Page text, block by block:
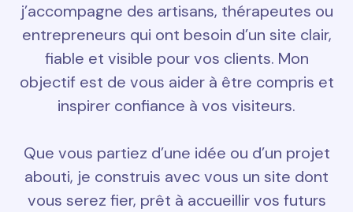
j’accompagne des artisans, thérapeutes ou
entrepreneurs qui ont besoin d’un site clair,
fiable et visible pour vos clients. Mon
objectif est de vous aider à être compris et
inspirer confiance à vos visiteurs.
Que vous partiez d’une idée ou d’un projet
abouti, je construis avec vous un site dont
vous serez fier, prêt à accueillir vos futurs